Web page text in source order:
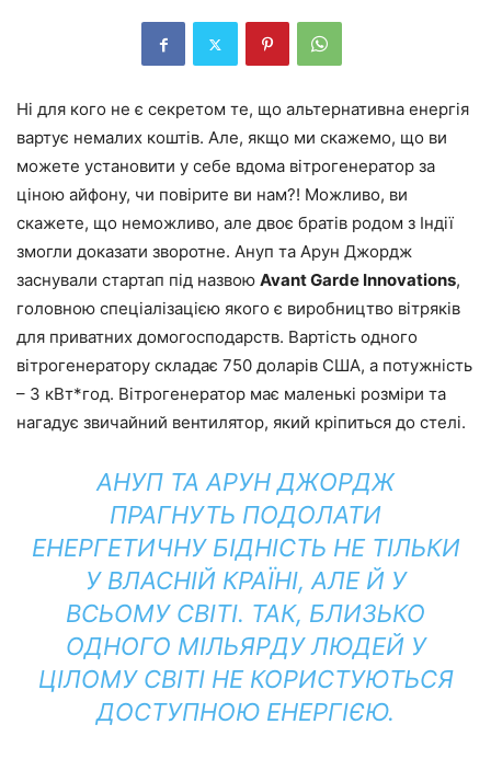
Ні для кого не є секретом те, що альтернативна енергія
вартує немалих коштів. Але, якщо ми скажемо, що ви
можете установити у себе вдома вітрогенератор за
ціною айфону, чи повірите ви нам?! Можливо, ви
скажете, що неможливо, але двоє братів родом з Індії
змогли доказати зворотне. Ануп та Арун Джордж
заснували стартап під назвою Avant Garde Innovations,
головною спеціалізацією якого є виробництво вітряків
для приватних домогосподарств. Вартість одного
вітрогенератору складає 750 доларів США, а потужність
– 3 кВт*год. Вітрогенератор має маленькі розміри та
нагадує звичайний вентилятор, який кріпиться до стелі.
АНУП ТА АРУН ДЖОРДЖ
ПРАГНУТЬ ПОДОЛАТИ
ЕНЕРГЕТИЧНУ БІДНІСТЬ НЕ ТІЛЬКИ
У ВЛАСНІЙ КРАЇНІ, АЛЕ Й У
ВСЬОМУ СВІТІ. ТАК, БЛИЗЬКО
ОДНОГО МІЛЬЯРДУ ЛЮДЕЙ У
ЦІЛОМУ СВІТІ НЕ КОРИСТУЮТЬСЯ
ДОСТУПНОЮ ЕНЕРГІЄЮ.